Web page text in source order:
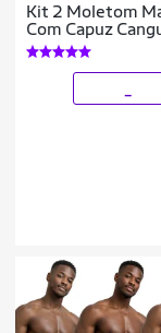
Kit 2 Moletom
Com Capuz
Flanelado Casaco
Casual Inverno